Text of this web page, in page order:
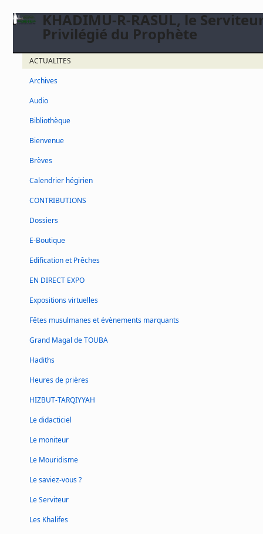
KHADIMU-R-RASUL, le
Privilégié du Prophète
ACTUALITES
Archives
Audio
Bibliothèque
Bienvenue
Brèves
Calendrier hégirien
CONTRIBUTIONS
Dossiers
E-Boutique
Edification et Prêches
EN DIRECT EXPO
Expositions virtuelles
Fêtes musulmanes et évènements marquants
Grand Magal de TOUBA
Hadiths
Heures de prières
HIZBUT-TARQIYYAH
Le didacticiel
Le moniteur
Le Mouridisme
Le saviez-vous ?
Le Serviteur
Les Khalifes